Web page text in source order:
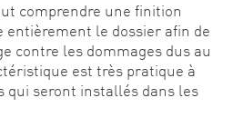
comprendre une finition
entièrement le dossier afin de
contre les dommages dus au
est très pratique à
qui seront installés dans les